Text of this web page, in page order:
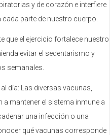
y de corazón e interfiere
parte de nuestro cuerpo.
que el ejercicio fortalece nuestro
evitar el sedentarismo y
semanales.
día: Las diversas vacunas,
mantener el sistema inmune a
una infección o una
qué vacunas corresponde